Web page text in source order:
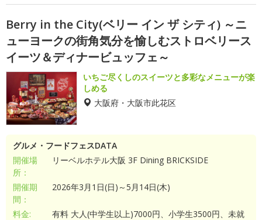
Berry in the City(ベリー イン ザ シティ) ～ニ
ューヨークの街角気分を愉しむストロベリース
イーツ＆ディナービュッフェ～
いちご尽くしのスイーツと多彩なメニューが楽
しめる
大阪府・大阪市此花区
グルメ・フードフェスDATA
開催場
所：
リーベルホテル大阪 3F Dining BRICKSIDE
開催期
間：
2026年3月1日(日)～5月14日(木)
料金:
有料 大人(中学生以上)7000円、小学生3500円、未就